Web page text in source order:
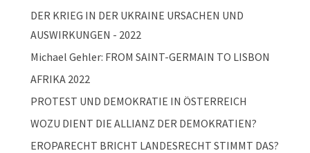
DER KRIEG IN DER UKRAINE URSACHEN UND
AUSWIRKUNGEN - 2022
Michael Gehler: FROM SAINT-GERMAIN TO LISBON
AFRIKA 2022
PROTEST UND DEMOKRATIE IN ÖSTERREICH
WOZU DIENT DIE ALLIANZ DER DEMOKRATIEN?
EROPARECHT BRICHT LANDESRECHT STIMMT DAS?